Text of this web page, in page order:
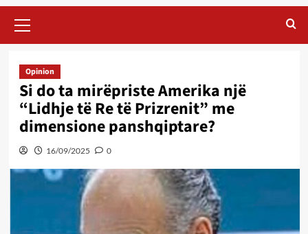
Menu
Opinion
Si do ta mirëpriste Amerika një
“Lidhje të Re të Prizrenit” me
dimensione panshqiptare?
16/09/2025 0